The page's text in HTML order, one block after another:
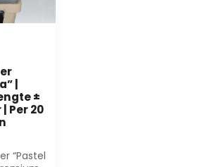
|
±
Per 20
“Pastel